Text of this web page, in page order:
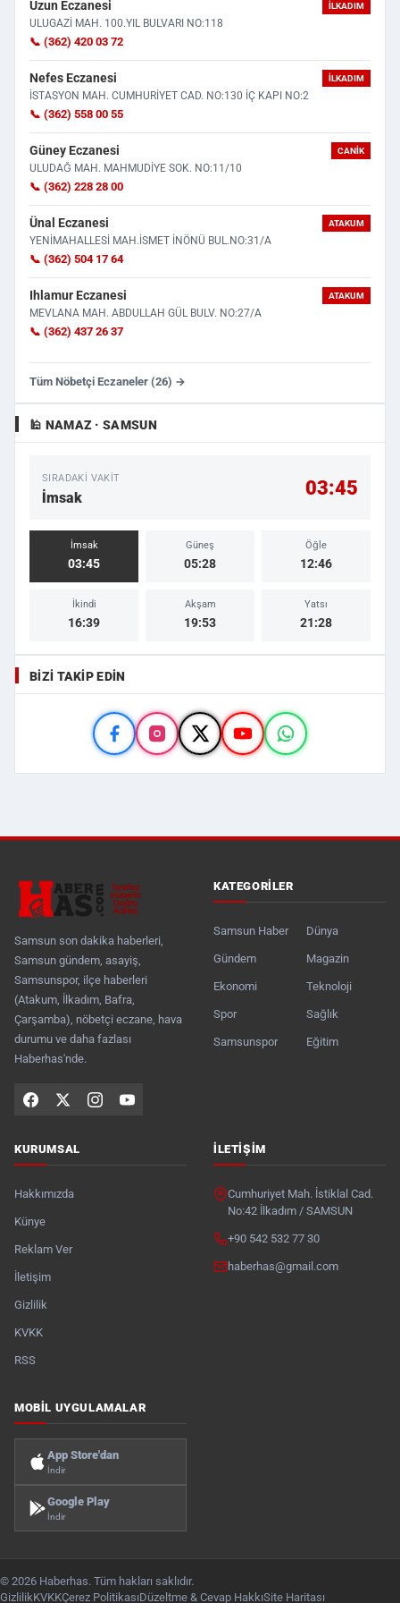
Uzun Eczanesi İLKADIM
ULUGAZİ MAH. 100.YIL BULVARI NO:118
📞 (362) 420 03 72
Nefes Eczanesi İLKADIM
İSTASYON MAH. CUMHURİYET CAD. NO:130 İÇ KAPI NO:2
📞 (362) 558 00 55
Güney Eczanesi CANIK
ULUDAĞ MAH. MAHMUDİYE SOK. NO:11/10
📞 (362) 228 28 00
Ünal Eczanesi ATAKUM
YENİMAHALLESİ MAH.İSMET İNÖNÜ BUL.NO:31/A
📞 (362) 504 17 64
Ihlamur Eczanesi ATAKUM
MEVLANA MAH. ABDULLAH GÜL BULV. NO:27/A
📞 (362) 437 26 37
Tüm Nöbetçi Eczaneler (26) →
🕌 NAMAZ · SAMSUN
SIRADAKI VAKIT
İmsak 03:45
İmsak
03:45
Güneş
05:28
Öğle
12:46
İkindi
16:39
Akşam
19:53
Yatsı
21:28
BIZI TAKIP EDIN
Samsun son dakika haberleri,
Samsun gündem, asayiş,
Samsunspor, ilçe haberleri
(Atakum, İlkadım, Bafra,
Çarşamba), nöbetçi eczane, hava
durumu ve daha fazlası
Haberhas'nde.
KATEGORILER
Samsun Haber
Gündem
Ekonomi
Spor
Samsunspor
Dünya
Magazin
Teknoloji
Sağlık
Eğitim
KURUMSAL
Hakkımızda
Künye
Reklam Ver
İletişim
Gizlilik
KVKK
RSS
İLETIŞIM
Cumhuriyet Mah. İstiklal Cad.
No:42 İlkadım / SAMSUN
+90 542 532 77 30
haberhas@gmail.com
MOBIL UYGULAMALAR
App Store'dan
İndir
Google Play
İndir
© 2026 Haberhas. Tüm hakları saklıdır.
GizlilikKVKKÇerez PolitikasıDüzeltme & Cevap HakkıSite Haritası